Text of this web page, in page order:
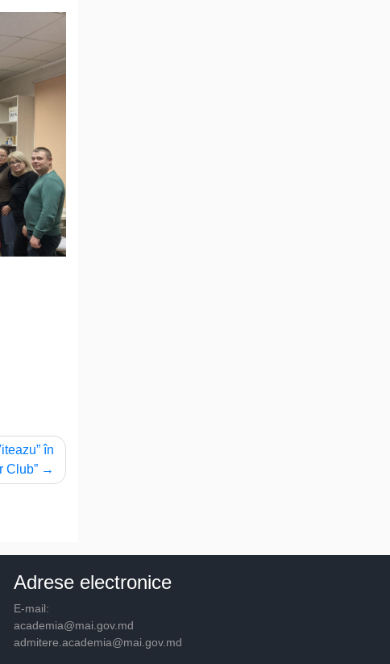
în
Club”
Adrese electronice
E-mail:
academia@mai.gov.md
admitere.academia@mai.gov.md